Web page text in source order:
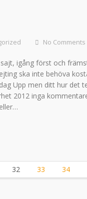
No Comments
igång först och
ska inte behöva
Upp men ditt hur det
2012 inga
32 33 34